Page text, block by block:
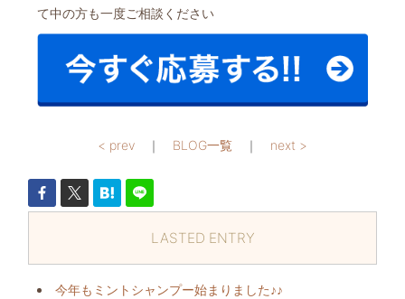
て中の方も一度ご相談ください
< prev ｜ BLOG一覧 ｜ next >
LASTED ENTRY
今年もミントシャンプー始まりました♪♪